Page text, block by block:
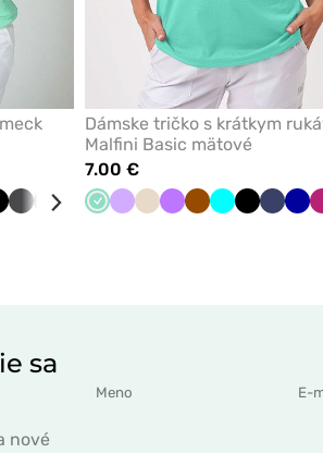
Fialová
ČiernaGrafitováTmavoNámornícky
Biela
Dámske tričko s krátkym
Malfini Basic mätové
7.00 €
MátováLevandulová
Mandľový
FialováHnedTyrkysová
Čierna
sa
nové